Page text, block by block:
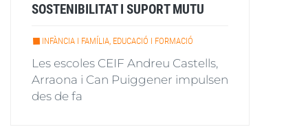
SOSTENIBILITAT I SUPORT MUTU
INFÀNCIA I FAMÍLIA, EDUCACIÓ I FORMACIÓ
Les escoles CEIF Andreu Castells,
Arraona i Can Puiggener impulsen
des de fa